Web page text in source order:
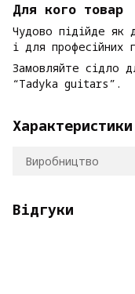
Для кого товар
Чудово підійде як
і для професійних
Замовляйте сідло
“Tadyka guitars”.
Характеристики
Виробництво
Відгуки